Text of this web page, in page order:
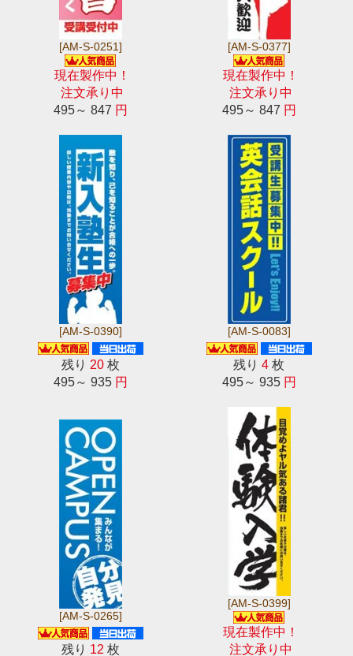
[AM-S-0251]
現在製作中！
注文承り中
495～ 847 円
[AM-S-0377]
現在製作中！
注文承り中
495～ 847 円
[AM-S-0390]
残り 20枚
495～ 935 円
[AM-S-0083]
残り4 枚
495～ 935 円
[AM-S-0265]
残り 12 枚
[AM-S-0399]
現在製作中！
注文承り中